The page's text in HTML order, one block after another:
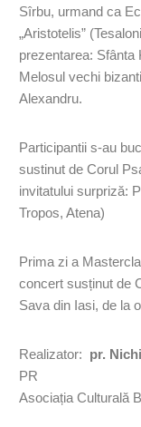
Sîrbu, urmand ca
„Aristotelis”
prezentarea: Sfânta
Melosul vechi
Alexandru.
Participantii s-au
sustinut de Corul
invitatului surpriză:
Tropos, Atena)
Prima zi a
concert susținut de
Sava din Iasi, de la
Realizator: pr.
PR
Asociația Culturală